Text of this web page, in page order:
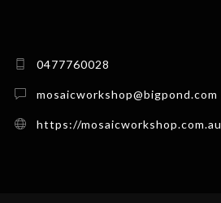
0477760028
mosaicworkshop@bigpond.com
https://mosaicworkshop.com.au